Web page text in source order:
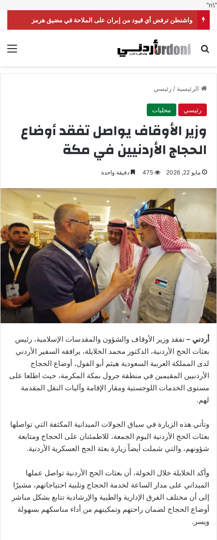
"\n"
واشنطن ترفض أي قيود من إيران على الملاحة في مضيق هرمز
بحث عن
الرئيسية /رئيسي
رئيسي محليات
وزير الأوقاف يواصل تفقد أوضاع
الحجاج الأردنيين في مكة
مايو 22, 2026 475 دقيقة واحدة
أردني – تفقد وزير الأوقاف والشؤون والمقدسات الإسلامية، رئيس
بعثات الحج الأردنية، الدكتور محمد الخلايلة، يرافقه السفير الأردني
لدى المملكة العربية السعودية هيثم أبو الفول، أوضاع الحجاج
الأردنيين المقيمين في منطقة جرول بمكة المكرمة، حيث اطلعا على
مستوى الخدمات اللوجستية ومقار الإقامة وآليات النقل المقدمة
لهم.
وتأتي هذه الزيارة في سياق الجولات الميدانية المكثفة التي تواصلها
بعثات الحج الأردنية اليوم الجمعة، للاطمئنان على الحجاج ومتابعة
شؤونهم، والتي شملت أيضاً زيارة بعثة الحج العسكرية الأردنية.
وأكد الخلايلة خلال الجولة، أن بعثات الحج الأردنية تواصل عملها
الميداني على مدار الساعة لخدمة الحجاج وتلبية احتياجاتهم، مشيرًا
إلى أن مختلف الفرق الإدارية والطبية والإرشادية تتابع بشكل مباشر
أوضاع الحجاج لضمان راحتهم وتمكينهم من أداء مناسكهم بسهولة
ويسر.